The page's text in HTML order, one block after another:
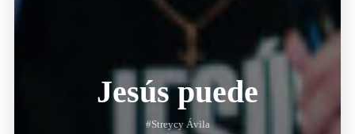
Jesús puede
#Streycy Ávila